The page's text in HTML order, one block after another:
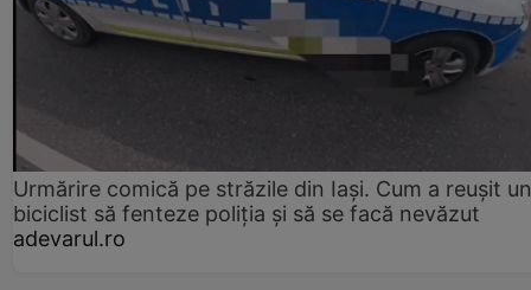
Urmărire comică pe străzile din Iași. Cum a reușit un
biciclist să fenteze poliția și să se facă nevăzut
adevarul.ro